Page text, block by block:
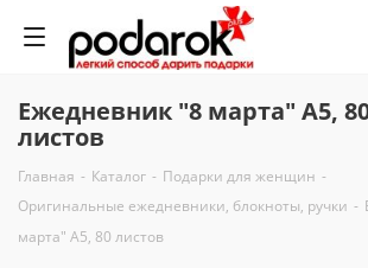
Ежедневник "8 марта" А5,
листов
Главная - Каталог - Подарки для женщин -
Оригинальные ежедневники, блокноты, ручки -
марта" А5, 80 листов